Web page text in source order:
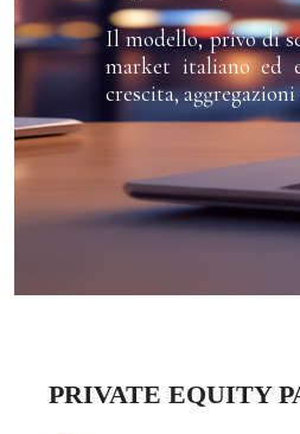
Il modello, privo di
market italiano ed
crescita,
PRIVATE EQUITY